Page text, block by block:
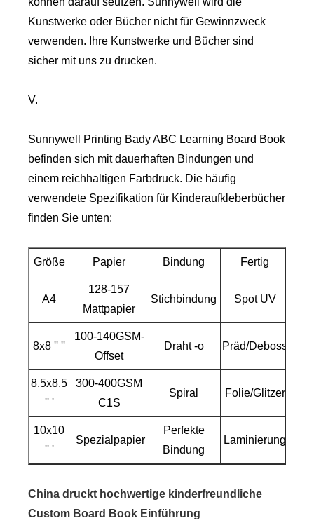
Kunstwerke oder Bücher nicht für Gewinnzweck
verwenden. Ihre Kunstwerke und Bücher sind
sicher mit uns zu drucken.
V.
Sunnywell Printing Bady ABC Learning Board Book
befinden sich mit dauerhaften Bindungen und
einem reichhaltigen Farbdruck. Die häufig
verwendete Spezifikation für Kinderaufkleberbücher
finden Sie unten:
Größe Papier Bindung Fertig
A4
128-157
Mattpapier
Stichbindung Spot UV
8x8 '' ''
100-140GSM-
Offset
Draht -o Präd/Deboss
8.5x8.5
'' '
300-400GSM
C1S
Spiral Folie/Glitzer
10x10
'' '
Spezialpapier
Perfekte
Bindung
Laminierung
China druckt hochwertige kinderfreundliche
Custom Board Book Einführung